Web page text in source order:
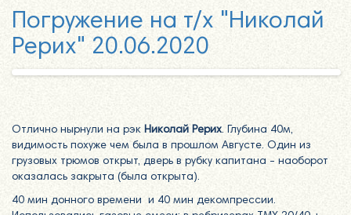
Погружение на т/х "Николай
Рерих" 20.06.2020
Отлично нырнули на рэк Николай Рерих. Глубина 40м,
видимость похуже чем была в прошлом Августе. Один из
грузовых трюмов открыт, дверь в рубку капитана - наоборот
оказалась закрыта (была открыта).
40 мин донного времени и 40 мин декомпрессии.